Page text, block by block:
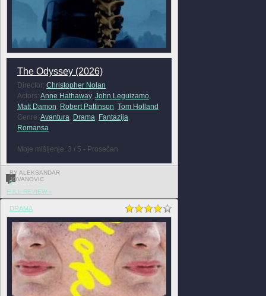
The Odyssey (2026)
Director: Christopher Nolan
Actors: Anne Hathaway, John Leguizamo,
Matt Damon, Robert Pattinson, Tom Holland
Genre: Avantura, Drama, Fantazija,
Romansa
Moje mišljenje: 3 / 5 - Prosečan
BY ALEKSANDAR
JOVANOVIC
0
FULL REVIEW »
DRAMA